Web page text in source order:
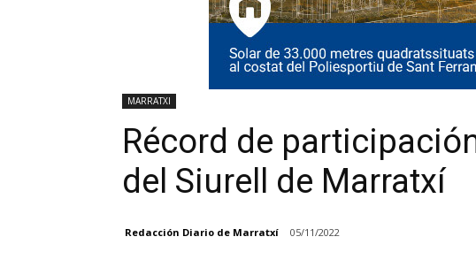
MARRATXI
Récord de
del Siurell de Marratxí
Redacción Diario de Marratxí 05/11/2022